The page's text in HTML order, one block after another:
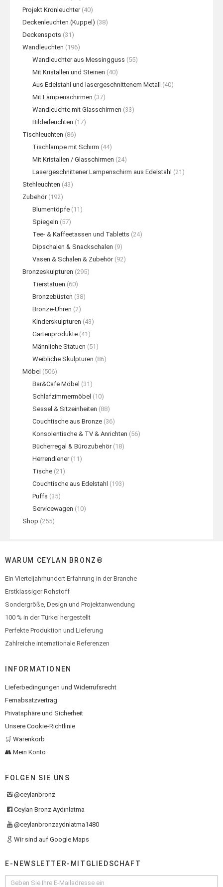
Projekt Kronleuchter (40)
Deckenleuchten (Kuppel) (38)
Deckenspots (31)
Wandleuchten (196)
Wandleuchter aus Messingguss (55)
Mit Kristallen und Steinen (40)
Aus Edelstahl und lasergeschnittenem Metall
(40)
Mit Lampenschirmen (37)
Wandleuchte mit Glasschirmen (33)
Bilderleuchten (17)
Tischleuchten (86)
Tischlampe mit Schirm (44)
Mit Kristallen / Glasschirmen (24)
Lasergeschnittener Lampenschirm aus Edelstahl (21)
Stehleuchten (43)
Zubehör (192)
Blumentöpfe (11)
Spiegeln (57)
Tee- & Kaffeetassen und Tabletts (24)
Dipschalen & Snackschalen (9)
Vasen & Schalen & Zubehör (92)
Bronzeskulpturen (295)
Tierstatuen (60)
Bronzebüsten (38)
Bronze-Uhren (2)
Kinderskulpturen (43)
Gartenprodukte (41)
Männliche Statuen (51)
Weibliche Skulpturen (86)
Möbel (506)
Bar&Cafe Möbel (31)
Schlafzimmermöbel (10)
Sessel & Sitzeinheiten (88)
Couchtische aus Bronze (36)
Konsolentische & TV & Anrichten (56)
Bücherregal & Bürozubehör (18)
Herrendiener (11)
Tische (21)
Couchtische aus Edelstahl (193)
Puffs (35)
Servicewagen (10)
Shop (255)
WARUM CEYLAN BRONZ®
Ein Vierteljahrhundert Erfahrung in der Branche
Erstklassiger Rohstoff
Sondergröße, Design und Projektanwendung
100 % in der Türkei hergestellt
Perfekte Produktion und Lieferung
Zahlreiche internationale Referenzen
INFORMATIONEN
Lieferbedingungen und Widerrufsrecht
Fernabsatzvertrag
Privatsphäre und Sicherheit
Unsere Cookie-Richtlinie
🛒 Warenkorb
👥 Mein Konto
FOLGEN SIE UNS
@ceylanbronz
Ceylan Bronz Aydınlatma
@ceylanbronzaydnlatma1480
Wir sind auf Google Maps
E-NEWSLETTER-MITGLIEDSCHAFT